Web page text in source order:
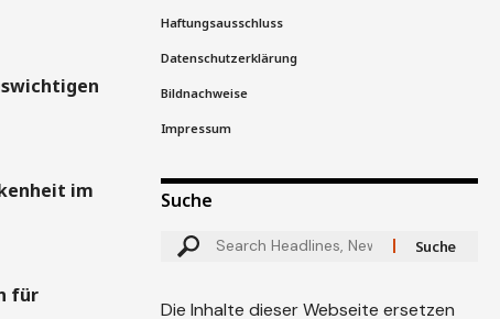
im
für
Haftungsausschluss
Datenschutzerklärung
Bildnachweise
Impressum
Suche
Die Inhalte dieser Webseite ersetzen